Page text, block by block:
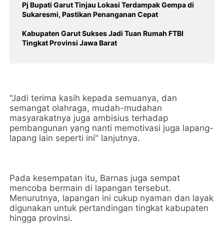
Pj Bupati Garut Tinjau Lokasi Terdampak Gempa di
Sukaresmi, Pastikan Penanganan Cepat
Kabupaten Garut Sukses Jadi Tuan Rumah FTBI
Tingkat Provinsi Jawa Barat
"Jadi terima kasih kepada semuanya, dan
semangat olahraga, mudah-mudahan
masyarakatnya juga ambisius terhadap
pembangunan yang nanti memotivasi juga lapang-
lapang lain seperti ini" lanjutnya.
Pada kesempatan itu, Barnas juga sempat
mencoba bermain di lapangan tersebut.
Menurutnya, lapangan ini cukup nyaman dan layak
digunakan untuk pertandingan tingkat kabupaten
hingga provinsi.